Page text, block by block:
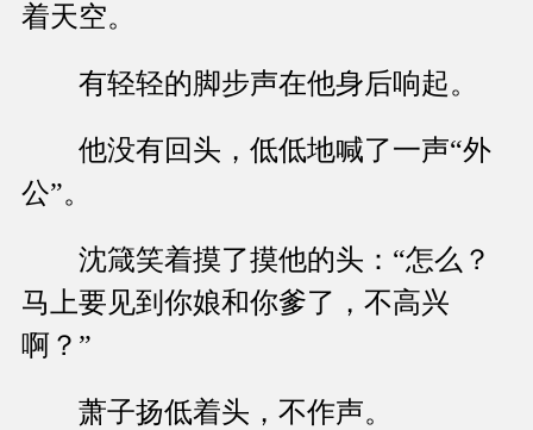
着天空。
有轻轻的脚步声在他身后响起。
他没有回头，低低地喊了一声“外
公”。
沈箴笑着摸了摸他的头：“怎么？
马上要见到你娘和你爹了，不高兴
啊？”
萧子扬低着头，不作声。